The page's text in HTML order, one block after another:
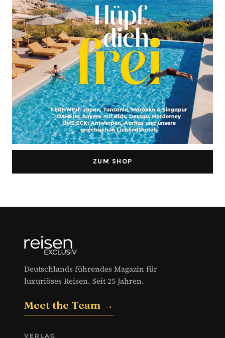
ZUM SHOP
Deutschlands führendes Magazin für
luxuriöses Reisen. Seit 25 Jahren.
Meet the Team →
VERLAG